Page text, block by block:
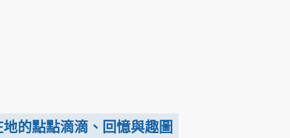
地的點點滴滴、回憶與趣圖